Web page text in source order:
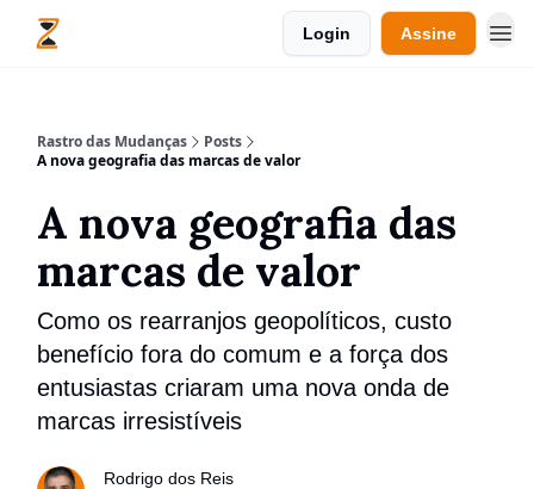
Login Assine
Rastro das Mudanças
Posts
A nova geografia das marcas de valor
A nova geografia das
marcas de valor
Como os rearranjos geopolíticos, custo
benefício fora do comum e a força dos
entusiastas criaram uma nova onda de
marcas irresistíveis
Rodrigo dos Reis